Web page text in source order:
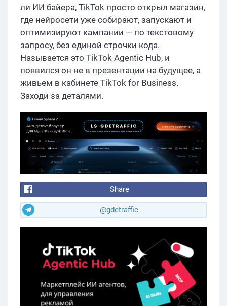
ли ИИ байера, TikTok просто открыл магазин,
где нейросети уже собирают, запускают и
оптимизируют кампании — по текстовому
запросу, без единой строчки кода.
Называется это TikTok Agentic Hub, и
появился он не в презентации на будущее, а
живьем в кабинете TikTok for Business.
Заходи за деталями.
Share
@gdetraffic